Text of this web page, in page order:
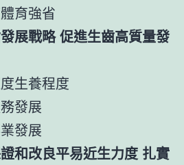
育強省
展戰略 促進生齒高質量發
生養程度
發展
發展
和改良平易近生力度 扎實